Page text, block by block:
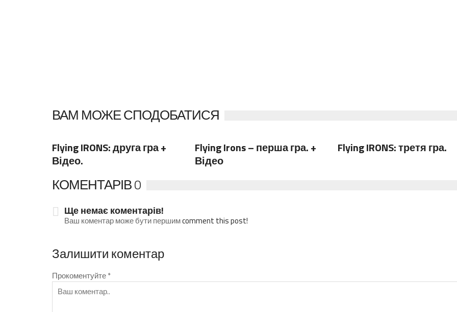
ВАМ МОЖЕ СПОДОБАТИСЯ
1 Коментар
Flying IRONS: друга гра +
Відео.
Flying Irons – перша гра. +
Відео
Flying IRONS: третя гра.
КОМЕНТАРІВ 0
Ще немає коментарів!
Ваш коментар може бути першимcomment this post!
Залишити коментар
Прокоментуйте*